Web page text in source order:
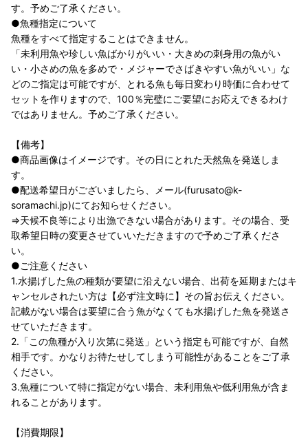
す。予めご了承ください。
●魚種指定について
魚種をすべて指定することはできません。
「未利用魚や珍しい魚ばかりがいい・大きめの刺身用の魚がい
い・小さめの魚を多めで・メジャーでさばきやすい魚がいい」な
どのご指定は可能ですが、とれる魚も毎日変わり時価に合わせて
セットを作りますので、100％完璧にご要望にお応えできるわけ
ではありません。予めご了承ください。
【備考】
●商品画像はイメージです。その日にとれた天然魚を発送しま
す。
●配送希望日がございましたら、メール(furusato@k-
soramachi.jp)にてお知らせください。
⇒天候不良等により出漁できない場合があります。その場合、受
取希望日時の変更させていいただきますので予めご了承くださ
い。
●ご注意ください
1.水揚げした魚の種類が要望に沿えない場合、出荷を延期またはキ
ャンセルされたい方は【必ず注文時に】その旨お伝えください。
記載がない場合は要望に合う魚がなくても水揚げした魚を発送さ
せていただきます。
2.「この魚種が入り次第に発送」という指定も可能ですが、自然
相手です。かなりお待たせしてしまう可能性があることをご了承
ください。
3.魚種について特に指定がない場合、未利用魚や低利用魚が含ま
れることがあります。
【消費期限】